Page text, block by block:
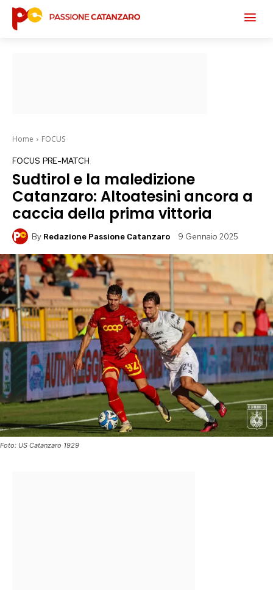
Home FOCUS
FOCUS PRE-MATCH
Sudtirol e la maledizione
Catanzaro: Altoatesini ancora a
caccia della prima vittoria
By Redazione Passione Catanzaro 9 Gennaio 2025
Foto: US Catanzaro 1929